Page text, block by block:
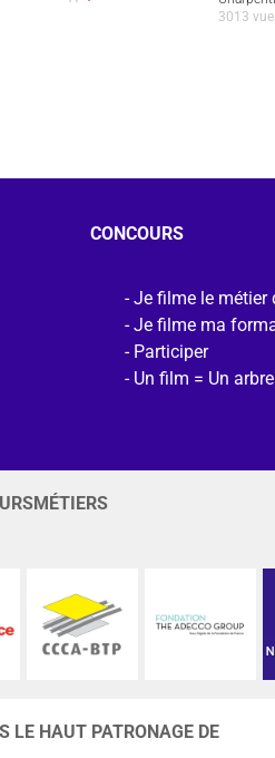
3013
CONCOURS
Je filme le métier
Je filme ma
Participer
Un film = Un arbre
LE HAUT PATRONAGE DE